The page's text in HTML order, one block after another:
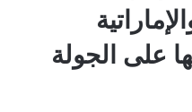
على الجولة